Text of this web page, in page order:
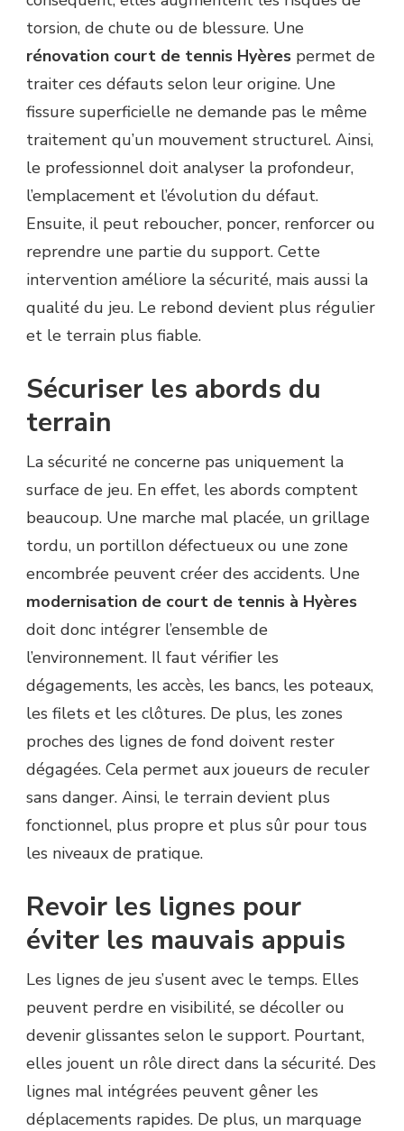
torsion, de chute ou de blessure. Une
rénovation court de tennis Hyères permet de
traiter ces défauts selon leur origine. Une
fissure superficielle ne demande pas le même
traitement qu’un mouvement structurel. Ainsi,
le professionnel doit analyser la profondeur,
l’emplacement et l’évolution du défaut.
Ensuite, il peut reboucher, poncer, renforcer ou
reprendre une partie du support. Cette
intervention améliore la sécurité, mais aussi la
qualité du jeu. Le rebond devient plus régulier
et le terrain plus fiable.
Sécuriser les abords du
terrain
La sécurité ne concerne pas uniquement la
surface de jeu. En effet, les abords comptent
beaucoup. Une marche mal placée, un grillage
tordu, un portillon défectueux ou une zone
encombrée peuvent créer des accidents. Une
modernisation de court de tennis à Hyères
doit donc intégrer l’ensemble de
l’environnement. Il faut vérifier les
dégagements, les accès, les bancs, les poteaux,
les filets et les clôtures. De plus, les zones
proches des lignes de fond doivent rester
dégagées. Cela permet aux joueurs de reculer
sans danger. Ainsi, le terrain devient plus
fonctionnel, plus propre et plus sûr pour tous
les niveaux de pratique.
Revoir les lignes pour
éviter les mauvais appuis
Les lignes de jeu s’usent avec le temps. Elles
peuvent perdre en visibilité, se décoller ou
devenir glissantes selon le support. Pourtant,
elles jouent un rôle direct dans la sécurité. Des
lignes mal intégrées peuvent gêner les
déplacements rapides. De plus, un marquage